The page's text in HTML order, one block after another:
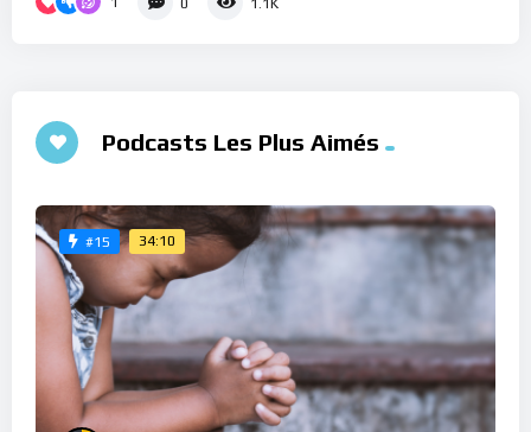
0 1.1K
Podcasts Les Plus Aimés
#15 34:10